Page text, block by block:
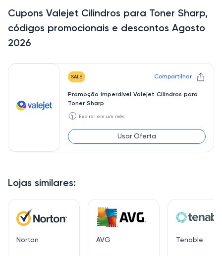
Lojas similares:
Norton AVG Tenable
Cupons Valejet Cilindros para Toner Sharp,
códigos promocionais e descontos Agosto
2026
SALE Compartilhar
Promoção imperdível Valejet Cilindros para
Toner Sharp
🕥 Expira: em um mês
Usar Oferta